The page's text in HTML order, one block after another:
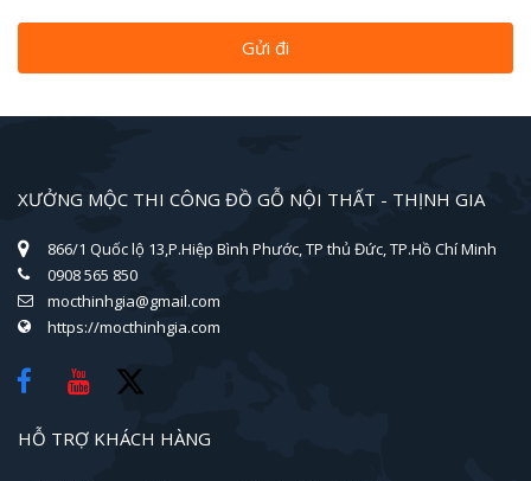
XƯỞNG MỘC THI CÔNG ĐỒ GỖ NỘI THẤT - THỊNH GIA
866/1 Quốc lộ 13,P.Hiệp Bình Phước, TP thủ Đức, TP.Hồ Chí Minh
0908 565 850
mocthinhgia@gmail.com
https://mocthinhgia.com
HỖ TRỢ KHÁCH HÀNG